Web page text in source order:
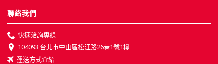
聯絡我們
快速洽詢專線
104093 台北市中山區松江路26巷1號1樓
運送方式介紹